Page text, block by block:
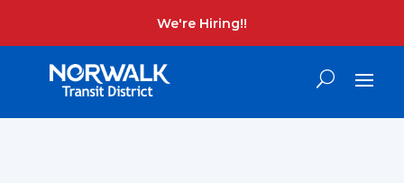
We're Hiring!!